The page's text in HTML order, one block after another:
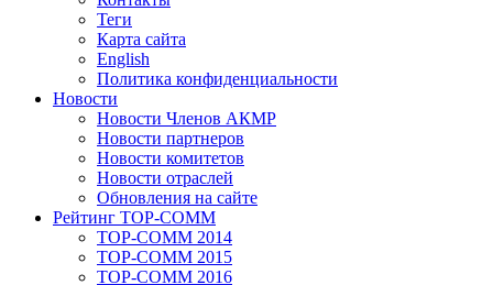
Теги
Карта сайта
English
Политика конфиденциальности
Новости
Новости Членов АКМР
Новости партнеров
Новости комитетов
Новости отраслей
Обновления на сайте
Рейтинг TOP-COMM
TOP-COMM 2014
TOP-COMM 2015
TOP-COMM 2016